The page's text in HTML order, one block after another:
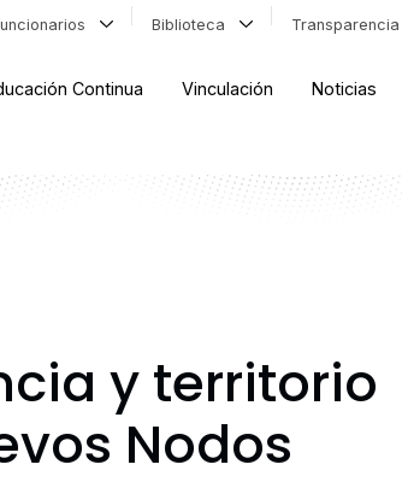
Biblioteca Transparencia
Continua Vinculación Noticias
y territorio
Nodos